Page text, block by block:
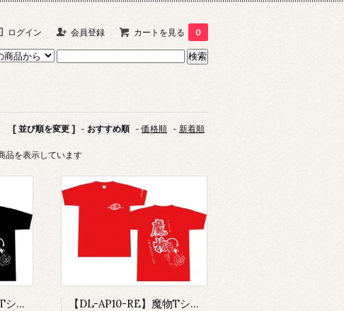
ログイン 会員登録 カートを見る 0
[ 並び順を変更 ] - おすすめ順 -価格順 - 新着順
品を表示しています
【DL-AP10-BL】魔物Tシャツ(ブラック) 【DL-AP10-RE】魔物Tシャツ(レッド)